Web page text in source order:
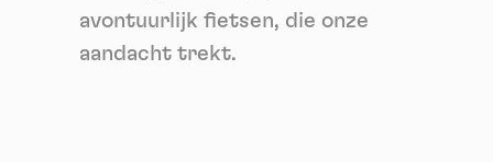
avontuurlijk fietsen, die onze
aandacht trekt.